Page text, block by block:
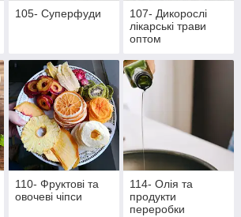
105- Суперфуди
107- Дикорослі
лікарські трави
оптом
110- Фруктові та
овочеві чіпси
114- Олія та
продукти
переробки